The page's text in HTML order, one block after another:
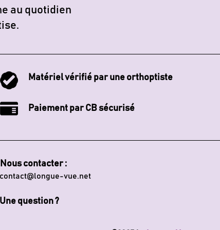
au quotidien
Matériel vérifié par une orthoptiste
Paiement par CB sécurisé
Nous contacter :
contact@longue-vue.net
Une question ?